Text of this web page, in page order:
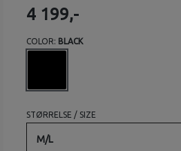
4 199,-
COLOR: BLACK
STØRRELSE / SIZE
M/L